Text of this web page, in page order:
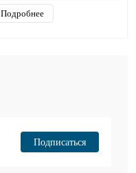
Подробнее
Подписаться